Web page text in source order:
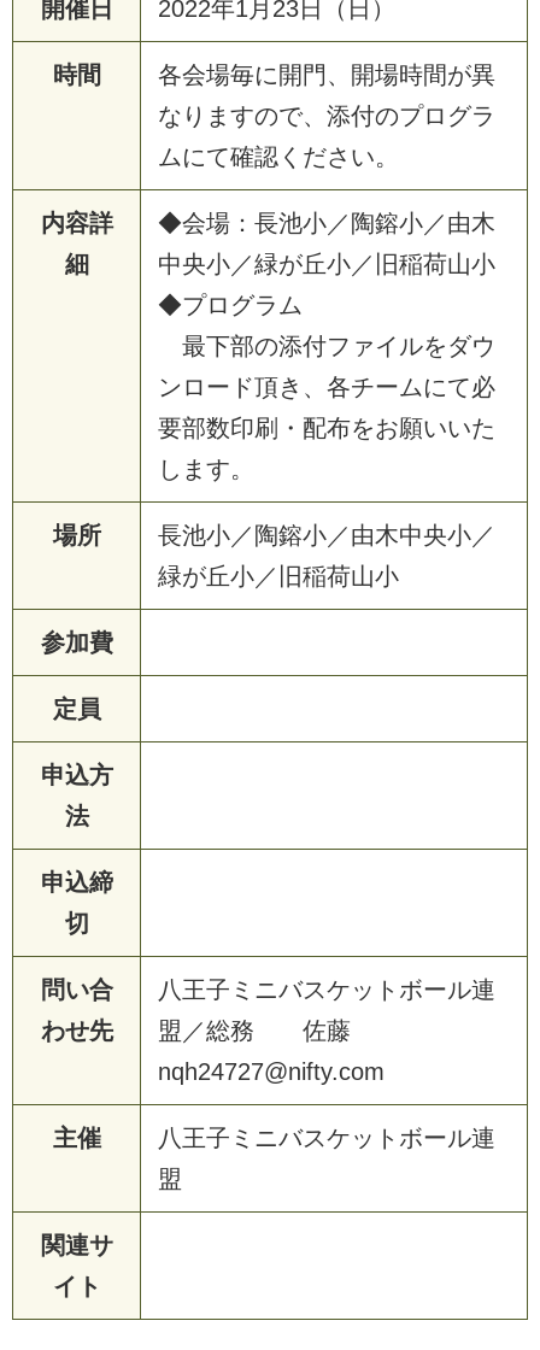
開催日 2022年1月 23日 （ 日 ）
時間 各会場毎に開 門 、 開場時間が異
な り ま すので、 添付のプロ グラ
ムにて確認 く ださ い。
内容詳
細
◆会場 ： 長池小／ 陶鎔小／由木
中央小／緑が丘小／ 旧稲荷山小
◆プロ グラム
最下部の添付フ ァイルをダウ
ンロー ド頂き 、 各チームにて必
要部数印刷 ・ 配布をお願いいた
し ま す。
場所 長池小／ 陶鎔小／由木中央小／
緑が丘小／ 旧稲荷山小
参加費
定員
申込方
法
申込締
切
問い合
わせ先
八王子 ミ ニバスケッ ト ボール連
盟 ／総務 佐藤
nqh24727@nifty.com
主催 八王子 ミ ニバスケッ ト ボール連
盟
関連サ
イト